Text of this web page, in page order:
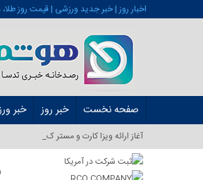
اخبار روز | خبر جدید ورزشی | قیمت روز طلا،
صفحه نخست خبر روز خبر
آغاز ارائه ویزا کارت و مستر کارت در ایران ا_